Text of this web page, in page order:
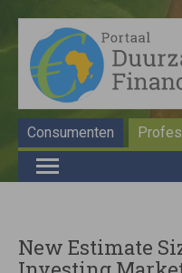
Consumenten
New Estimate